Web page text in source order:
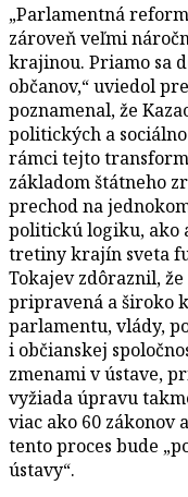
„Parlamentná
zároveň veľmi
krajinou. Priamo sa
občanov,“ uviedol
poznamenal, že
politických a
rámci tejto
základom štátneho
prechod na
politickú logiku, ako
tretiny krajín sveta
Tokajev zdôraznil,
pripravená a široko
parlamentu, vlády,
i občianskej
zmenami v ústave,
vyžiada úpravu
viac ako 60 zákonov
tento proces bude
ústavy“.